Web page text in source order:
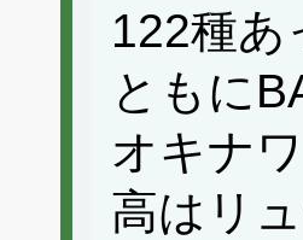
122種あ
ともに
オキナ
高はリ